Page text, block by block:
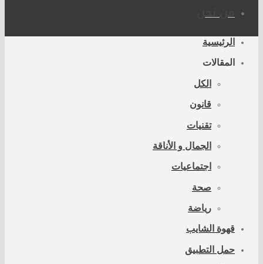
من نحن
الرئيسية
المقالات
الكل
قانون
تقنيات
الجمال و الأناقة
اجتماعيات
صحة
رياضة
قهوة الشايب
حمل التطبيق